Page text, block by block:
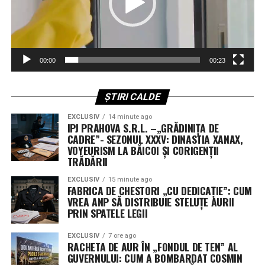
Întregul tablou este vegheat de „aristocrația” eternă a
dreptului: Ovidiu-Vasile Predescu tronează ca
Președinte de onoare, în timp ce Nicolae Grofu exercită
funcția de Președinte executiv.
Și pentru ca tabloul să fie complet „academic”, Prim-
vicepreședinte este nimeni altul decât Tudorel Toader.
Da, ați citit bine! Omul care a redefinit concepte juridice
întregi stă la dreapta puterii în ARSP, asigurându-se că
„știința” se face ca la carte – cartea lor de vizită, desigur.
Armata de „Vipi” și Cenzorii: Un
Consiliu Director mai mare decât o
primărie de comună
Dacă v-ați fi imaginat că o asociație se conduce cu doi-
trei oameni, vă înșelați amarnic. Setea de funcții este
atât de mare încât Consiliul Director al ARSP a fost
00:00 00:23
ȘTIRI CALDE
EXCLUSIV 14 minute ago
IPJ PRAHOVA S.R.L. –„GRĂDINIȚA DE
CADRE”- SEZONUL XXXV: DINASTIA XANAX,
VOYEURISM LA BĂICOI ȘI CORIGENȚII
TRĂDĂRII
EXCLUSIV 15 minute ago
FABRICA DE CHESTORI „CU DEDICAȚIE”: CUM
VREA ANP SĂ DISTRIBUIE STELUȚE AURII
PRIN SPATELE LEGII
EXCLUSIV 7 ore ago
RACHETA DE AUR ÎN „FONDUL DE TEN” AL
GUVERNULUI: CUM A BOMBARDAT COSMIN